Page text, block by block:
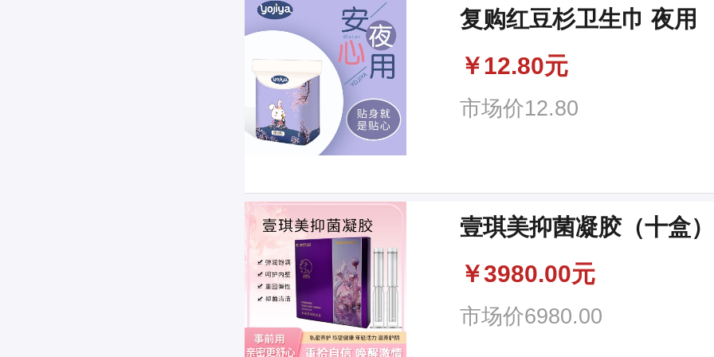
复购红豆杉卫生巾 夜用
￥12.80元
市场价12.80
壹琪美抑菌凝胶（十盒）
￥3980.00元
市场价6980.00